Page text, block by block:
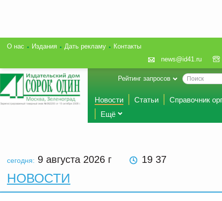
О нас Издания Дать рекламу
Контакты
news@id41.ru
Рейтинг запросов
Новости Статьи
Справочник
Ещё
сегодня: 9 августа 2026 г 19 37
НОВОСТИ